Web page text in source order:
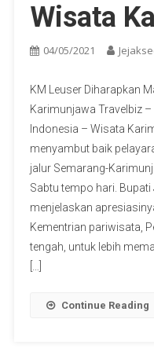
Wisata
04/05/2021
KM Leuser Diharapkan
Karimunjawa Travelbiz
Indonesia – Wisata
menyambut baik
jalur Semarang-
Sabtu tempo hari. Bupati
menjelaskan
Kementrian pariwisata,
tengah, untuk lebih
Continue Reading